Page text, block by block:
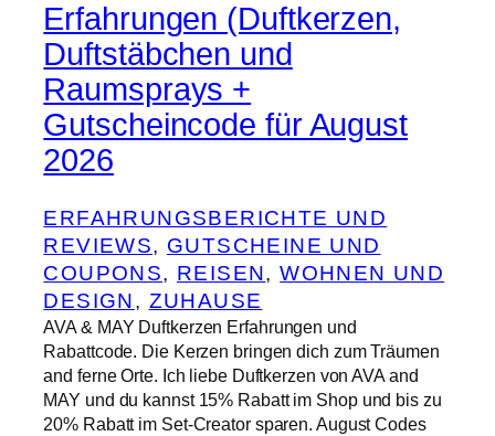
Erfahrungen (Duftkerzen,
Duftstäbchen und
Raumsprays +
Gutscheincode für August
2026
ERFAHRUNGSBERICHTE UND
REVIEWS, GUTSCHEINE UND
COUPONS, REISEN, WOHNEN UND
DESIGN, ZUHAUSE
AVA & MAY Duftkerzen Erfahrungen und
Rabattcode. Die Kerzen bringen dich zum Träumen
and ferne Orte. Ich liebe Duftkerzen von AVA and
MAY und du kannst 15% Rabatt im Shop und bis zu
20% Rabatt im Set-Creator sparen. August Codes